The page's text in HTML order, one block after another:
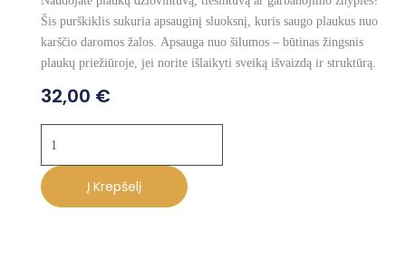
Šis purškiklis sukuria apsauginį sluoksnį, kuris saugo plaukus nuo
karščio daromos žalos. Apsauga nuo šilumos – būtinas žingsnis
plaukų priežiūroje, jei norite išlaikyti sveiką išvaizdą ir struktūrą.
32,00 €
EVO
purškalas
Į Krepšelį